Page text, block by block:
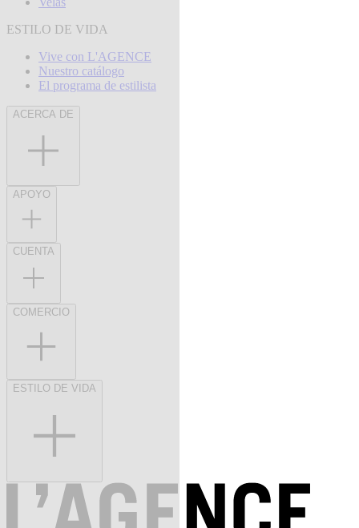
ESTILO DE VIDA
Vive con L'AGENCE
Nuestro catálogo
El programa de estilista
ACERCA DE
APOYO
CUENTA
COMERCIO
ESTILO DE VIDA